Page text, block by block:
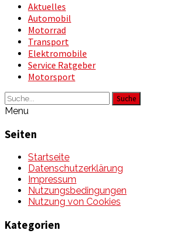
Aktuelles
Automobil
Motorrad
Transport
Elektromobile
Service Ratgeber
Motorsport
Suche
Menu
Seiten
Startseite
Datenschutzerklärung
Impressum
Nutzungsbedingungen
Nutzung von Cookies
Kategorien